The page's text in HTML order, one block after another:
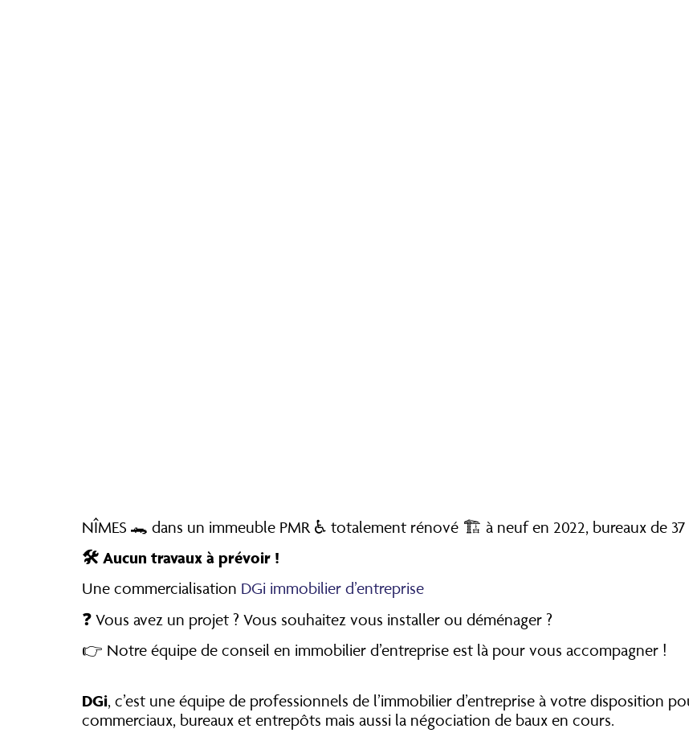
NÎMES 🐊 dans un immeuble PMR ♿️ totalement rénové 🏗️ à neuf en 2022, bureaux de 37
🛠 Aucun travaux à prévoir !
Une commercialisation DGi immobilier d’entreprise
❓ Vous avez un projet ? Vous souhaitez vous installer ou déménager ?
👉 Notre équipe de conseil en immobilier d’entreprise est là pour vous accompagner !
DGi, c’est une équipe de professionnels de l’immobilier d’entreprise à votre disposition
commerciaux, bureaux et entrepôts mais aussi la négociation de baux en cours.